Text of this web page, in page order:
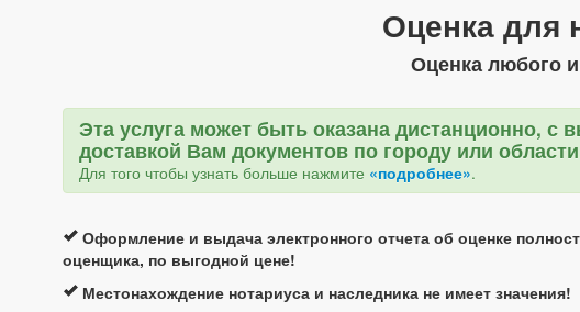
Оценка для
Оценка любого
Эта услуга может быть оказана дистанционно,
доставкой Вам документов по городу или
Для того чтобы узнать больше нажмите «подробнее».
Оформление и выдача электронного отчета об оценке
оценщика, по выгодной цене!
Местонахождение нотариуса и наследника не имеет значения!